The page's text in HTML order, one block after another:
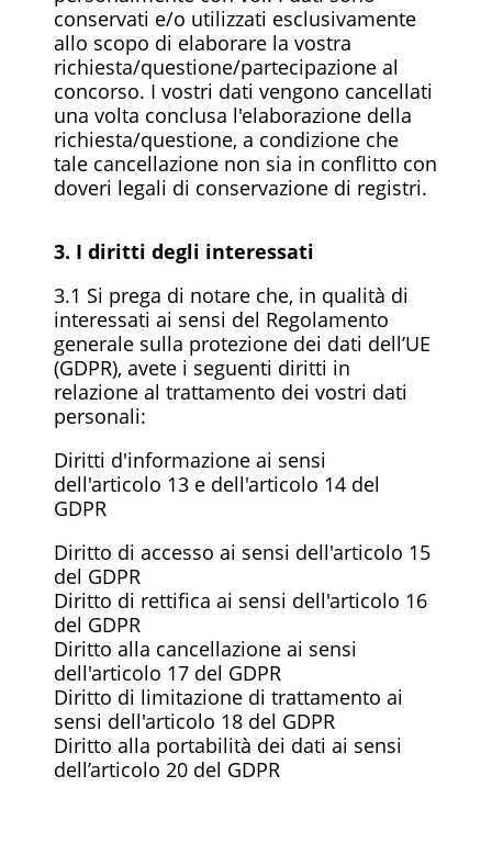
conservati e/o utilizzati esclusivamente
allo scopo di elaborare la vostra
richiesta/questione/partecipazione al
concorso. I vostri dati vengono cancellati
una volta conclusa l'elaborazione della
richiesta/questione, a condizione che
tale cancellazione non sia in conflitto con
doveri legali di conservazione di registri.
3. I diritti degli interessati
3.1 Si prega di notare che, in qualità di
interessati ai sensi del Regolamento
generale sulla protezione dei dati dell’UE
(GDPR), avete i seguenti diritti in
relazione al trattamento dei vostri dati
personali:
Diritti d'informazione ai sensi
dell'articolo 13 e dell'articolo 14 del
GDPR
Diritto di accesso ai sensi dell'articolo 15
del GDPR
Diritto di rettifica ai sensi dell'articolo 16
del GDPR
Diritto alla cancellazione ai sensi
dell'articolo 17 del GDPR
Diritto di limitazione di trattamento ai
sensi dell'articolo 18 del GDPR
Diritto alla portabilità dei dati ai sensi
dell’articolo 20 del GDPR